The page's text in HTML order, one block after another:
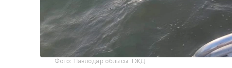
Фото: Павлодар облысы ТЖД